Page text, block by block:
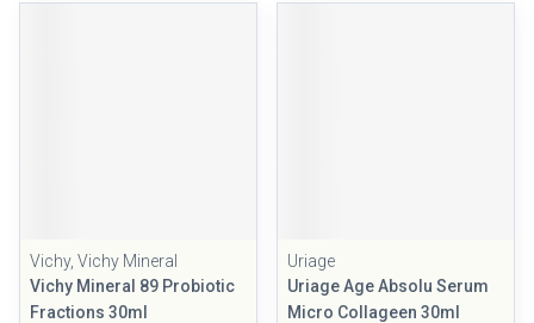
Vichy, Vichy Mineral
Vichy Mineral 89 Probiotic
Fractions 30ml
Uriage
Uriage Age Absolu Serum
Micro Collageen 30ml